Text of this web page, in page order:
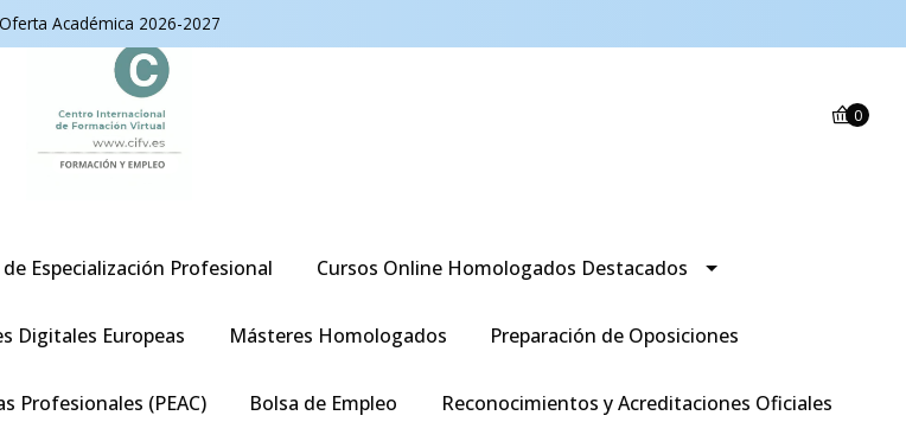
Oferta Académica 2026-2027
0
Especialización Profesional Cursos Online Homologados Destacados
Digitales Europeas Másteres Homologados Preparación de Oposiciones
Profesionales (PEAC) Bolsa de Empleo Reconocimientos y Acreditaciones Oficiales